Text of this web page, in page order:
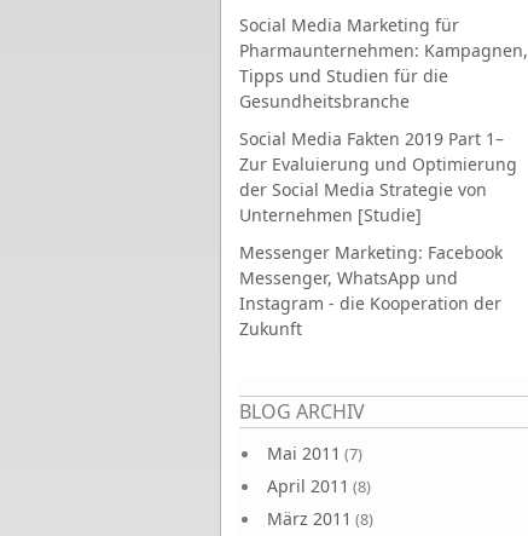
Social Media Marketing für
Pharmaunternehmen: Kampagnen,
Tipps und Studien für die
Gesundheitsbranche
Social Media Fakten 2019 Part 1–
Zur Evaluierung und Optimierung
der Social Media Strategie von
Unternehmen [Studie]
Messenger Marketing: Facebook
Messenger, WhatsApp und
Instagram - die Kooperation der
Zukunft
BLOG ARCHIV
Mai 2011 (7)
April 2011 (8)
März 2011 (8)
Seiten